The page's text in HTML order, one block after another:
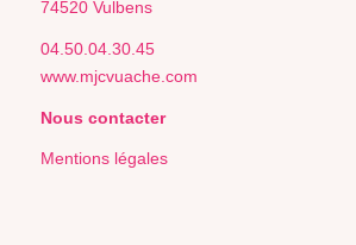
74520 Vulbens
04.50.04.30.45
www.mjcvuache.com
Nous contacter
Mentions légales